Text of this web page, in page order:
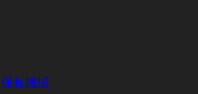
保有機械